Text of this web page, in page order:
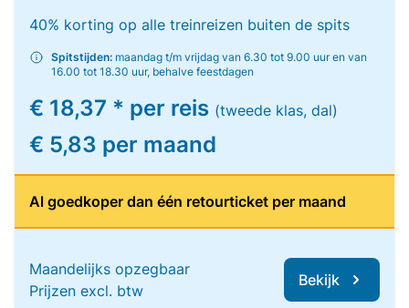
40% korting op alle treinreizen buiten de spits
Spitstijden: maandag t/m vrijdag van 6.30 tot 9.00 uur en van
16.00 tot 18.30 uur, behalve feestdagen
€ 18,37 * per reis (tweede klas, dal)
€ 5,83 per maand
Al goedkoper dan één retourticket per maand
Maandelijks opzegbaar
Prijzen excl. btw
Bekijk